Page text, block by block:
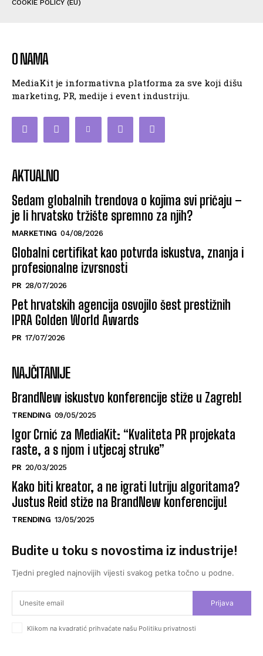
COOKIE POLICY (EU)
O NAMA
MediaKit je informativna platforma za sve koji dišu
marketing, PR, medije i event industriju.
AKTUALNO
Sedam globalnih trendova o kojima svi pričaju –
je li hrvatsko tržište spremno za njih?
MARKETING 04/08/2026
Globalni certifikat kao potvrda iskustva, znanja i
profesionalne izvrsnosti
PR 28/07/2026
Pet hrvatskih agencija osvojilo šest prestižnih
IPRA Golden World Awards
PR 17/07/2026
NAJČITANIJE
BrandNew iskustvo konferencije stiže u Zagreb!
TRENDING 09/05/2025
Igor Crnić za MediaKit: “Kvaliteta PR projekata
raste, a s njom i utjecaj struke”
PR 20/03/2025
Kako biti kreator, a ne igrati lutriju algoritama?
Justus Reid stiže na BrandNew konferenciju!
TRENDING 13/05/2025
Budite u toku s novostima iz industrije!
Tjedni pregled najnovijih vijesti svakog petka točno u podne.
Prijava
Klikom na kvadratić prihvaćate našu Politiku privatnosti